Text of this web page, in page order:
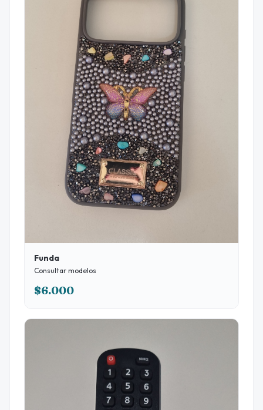
Funda
Consultar modelos
$6.000